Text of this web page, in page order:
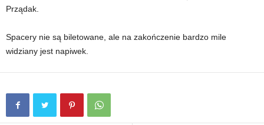
Prządak.
Spacery nie są biletowane, ale na zakończenie bardzo mile
widziany jest napiwek.